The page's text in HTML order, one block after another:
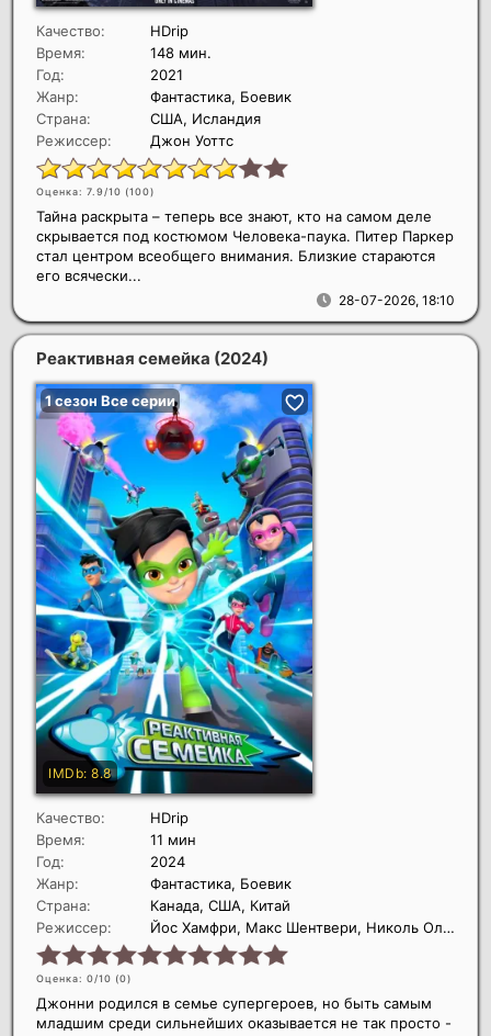
Качество:
HDrip
Время:
148 мин.
Год:
2021
Жанр:
Фантастика, Боевик
Страна:
США, Исландия
Режиссер:
Джон Уоттс
Оценка: 7.9/10 (100)
28-07-2026, 18:10
Тайна раскрыта – теперь все знают, кто на самом деле
скрывается под костюмом Человека-паука. Питер Паркер
стал центром всеобщего внимания. Близкие стараются
его всячески...
Реактивная семейка (2024)
Качество:
HDrip
Время:
11 мин
Год:
2024
Жанр:
Фантастика, Боевик
Страна:
Канада, США, Китай
Режиссер:
Йос Хамфри, Макс Шентвери, Николь Оливер
Оценка: 0/10 (0)
Джонни родился в семье супергероев, но быть самым
младшим среди сильнейших оказывается не так просто -